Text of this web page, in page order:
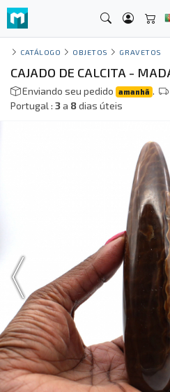
CATÁLOGO OBJETOS GRAVETOS
CAJADO DE CALCITA -
Enviando seu pedido amanhã .
Portugal : 3a 8dias úteis